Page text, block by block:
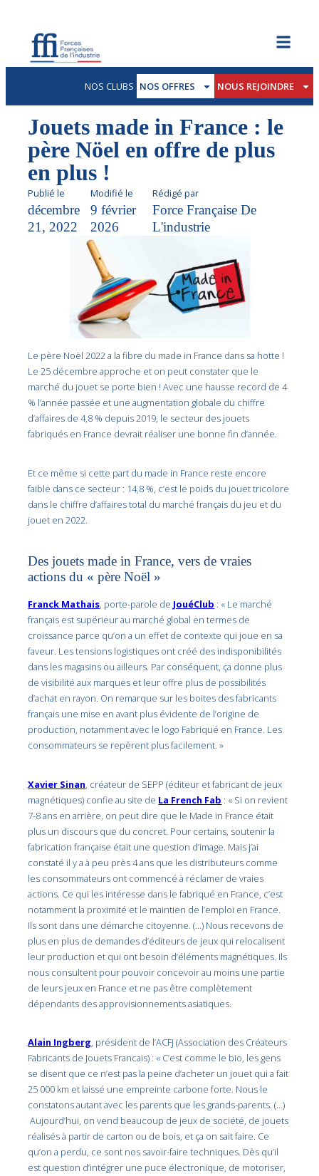
NOS CLUBS NOS OFFRES NOUS REJOINDRE
Jouets made in France : le
père Nöel en offre de plus
en plus !
Publié le
décembre
21, 2022
Modifié le
9 février
2026
Rédigé par
Force Française De
L'industrie
Le père Noël 2022 a la fibre du made in France dans sa hotte !
Le 25 décembre approche et on peut constater que le
marché du jouet se porte bien ! Avec une hausse record de 4
% l’année passée et une augmentation globale du chiffre
d’affaires de 4,8 % depuis 2019, le secteur des jouets
fabriqués en France devrait réaliser une bonne fin d’année.
Et ce même si cette part du made in France reste encore
faible dans ce secteur : 14,8 %, c’est le poids du jouet tricolore
dans le chiffre d’affaires total du marché français du jeu et du
jouet en 2022.
Des jouets made in France, vers de vraies
actions du « père Noël »
Franck Mathais, porte-parole de JouéClub : « Le marché
français est supérieur au marché global en termes de
croissance parce qu’on a un effet de contexte qui joue en sa
faveur. Les tensions logistiques ont créé des indisponibilités
dans les magasins ou ailleurs. Par conséquent, ça donne plus
de visibilité aux marques et leur offre plus de possibilités
d’achat en rayon. On remarque sur les boites des fabricants
français une mise en avant plus évidente de l’origine de
production, notamment avec le logo Fabriqué en France. Les
consommateurs se repèrent plus facilement. »
Xavier Sinan, créateur de SEPP (éditeur et fabricant de jeux
magnétiques) confie au site de La French Fab : « Si on revient
7-8 ans en arrière, on peut dire que le Made in France était
plus un discours que du concret. Pour certains, soutenir la
fabrication française était une question d’image. Mais j’ai
constaté il y a à peu près 4 ans que les distributeurs comme
les consommateurs ont commencé à réclamer de vraies
actions. Ce qui les intéresse dans le fabriqué en France, c’est
notamment la proximité et le maintien de l’emploi en France.
Ils sont dans une démarche citoyenne. (…) Nous recevons de
plus en plus de demandes d’éditeurs de jeux qui relocalisent
leur production et qui ont besoin d’éléments magnétiques. Ils
nous consultent pour pouvoir concevoir au moins une partie
de leurs jeux en France et ne pas être complètement
dépendants des approvisionnements asiatiques.
Alain Ingberg, président de l’ACFJ (Association des Créateurs
Fabricants de Jouets Francais) : « C’est comme le bio, les gens
se disent que ce n’est pas la peine d’acheter un jouet qui a fait
25 000 km et laissé une empreinte carbone forte. Nous le
constatons autant avec les parents que les grands-parents. (…)
Aujourd’hui, on vend beaucoup de jeux de société, de jouets
réalisés à partir de carton ou de bois, et ça on sait faire. Ce
qu’on a perdu, ce sont nos savoir-faire techniques. Dès qu’il
est question d’intégrer une puce électronique, de motoriser,